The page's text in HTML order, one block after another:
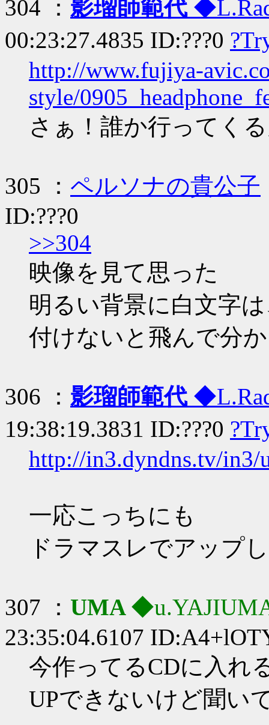
304 ： 影瑠師範代
00:23:27.4835 ID:???0
http://www.fujiya-
style/
さぁ！誰か行ってく
305 ： ペルソナの貴公子
ID:???0
>>304
映像を見て思った
明るい背景に白文字
付けないと飛んで分
306 ： 影瑠師範代
19:38:19.3831 ID:???0
http://in3.dyndns.tv/in3/
一応こっちにも
ドラマスレでアップ
307 ： UMA
23:35:04.6107
今作ってるCDに入れ
UPできないけど聞い